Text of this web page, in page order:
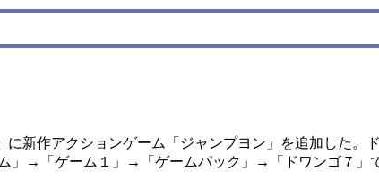
新作アクションゲーム「ジャンプヨン」を追加した。
」→「ゲーム１」→「ゲームパック」→「ドワンゴ７」